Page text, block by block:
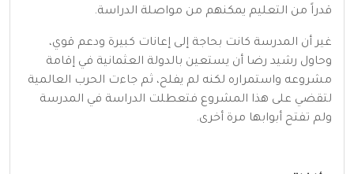
قدراً من التعليم يمكنهم من مواصلة الدراسة.
غير أن المدرسة كانت بحاجة إلى إعانات كبيرة ودعم قوي،
وحاول رشيد رضا أن يستعين بالدولة العثمانية في إقامة
مشروعه واستمراره لكنه لم يفلح، ثم جاءت الحرب العالمية
لتقضي على هذا المشروع فتعطلت الدراسة في المدرسة
ولم تفتح أبوابها مرة أخرى.